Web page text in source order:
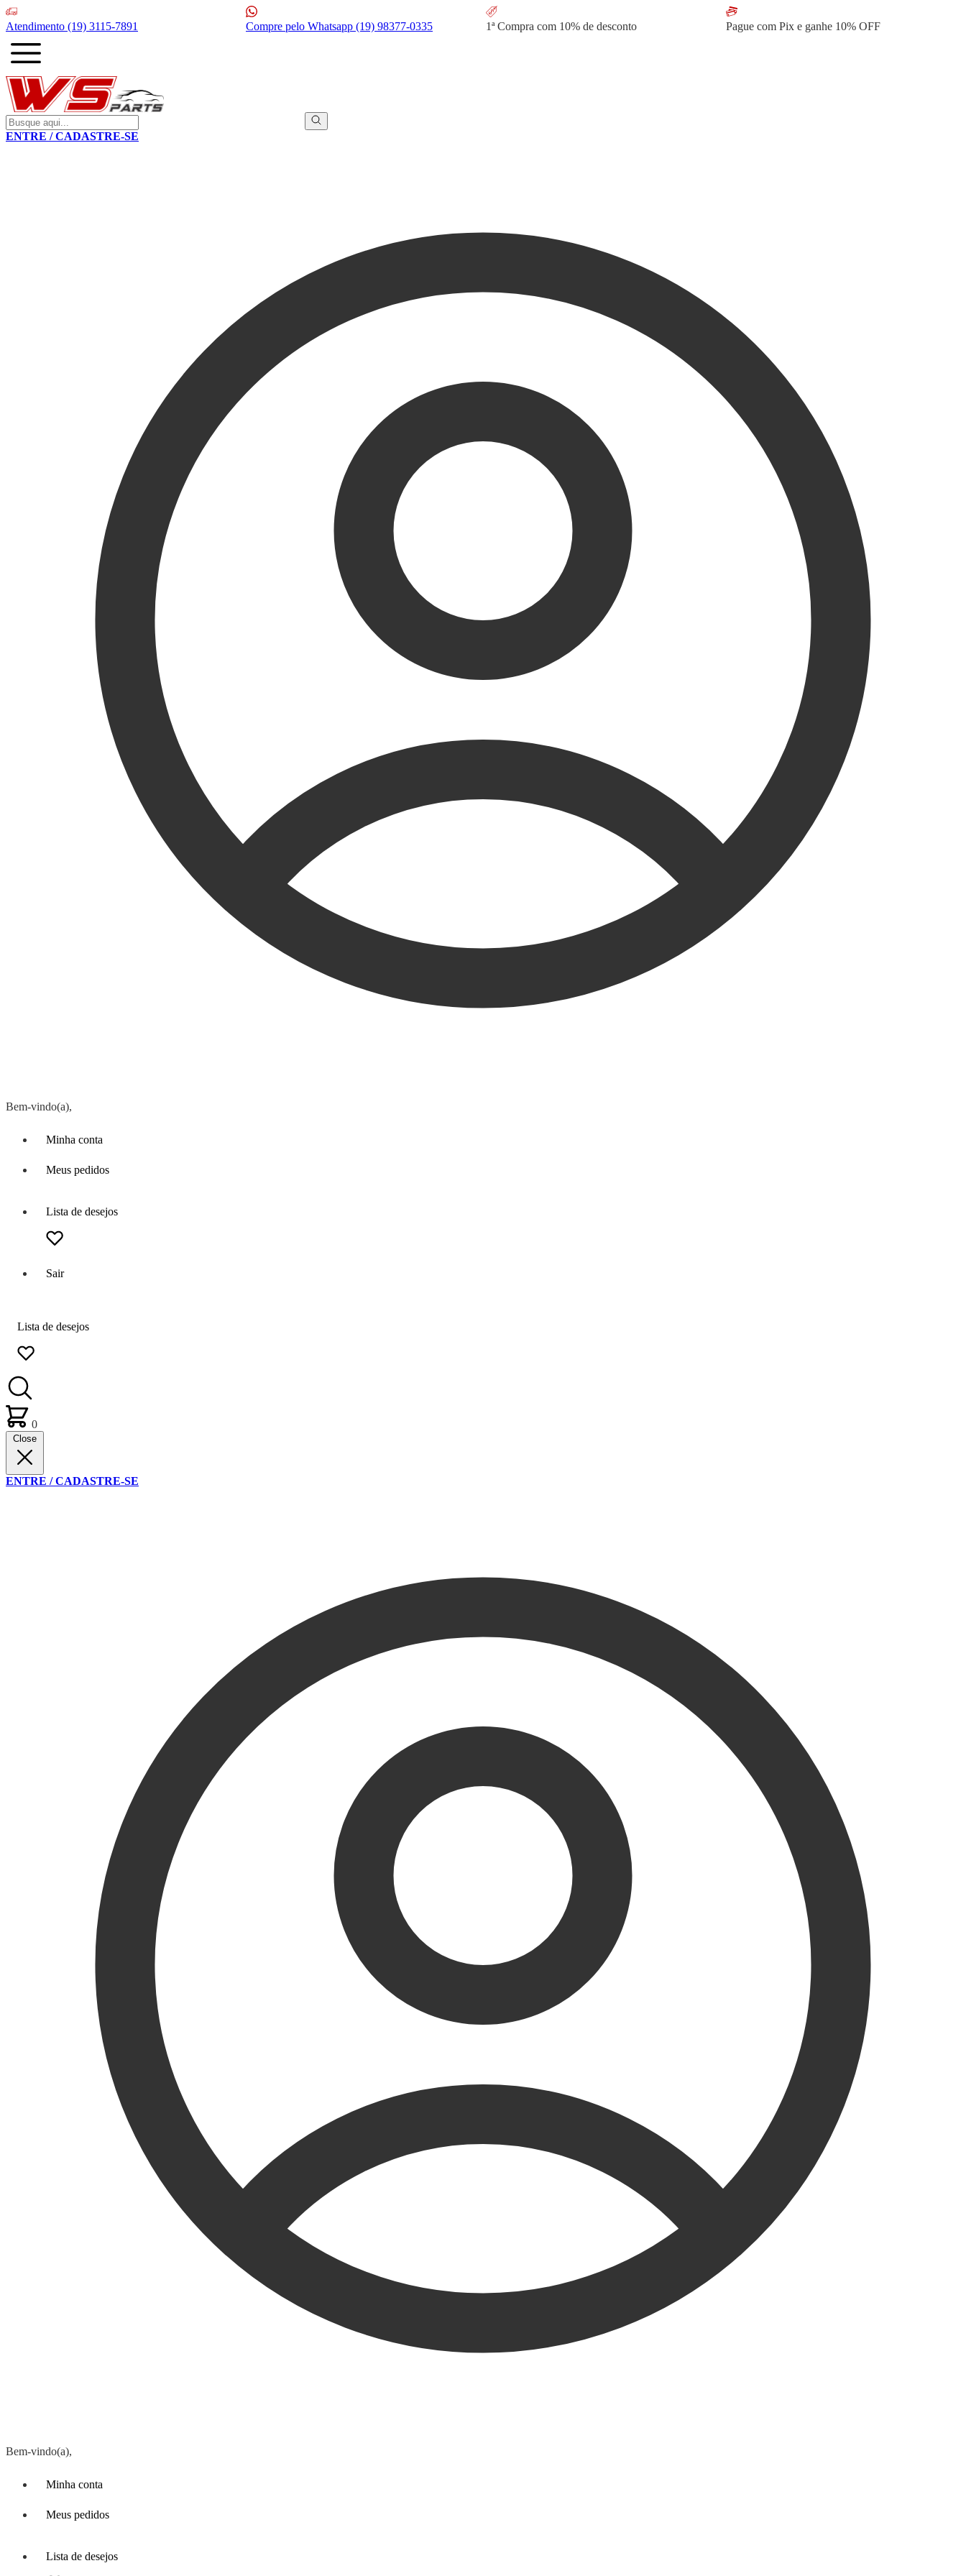
Atendimento (19) 3115-7891 Compre pelo Whatsapp (19) 98377-0335 1ª Compra com 10% de desconto Pague com Pix e ganhe 10% OFF
ENTRE / CADASTRE-SE
Bem-vindo(a),
Minha conta
Meus pedidos
Lista de desejos
Sair
Lista de desejos
0
Close
ENTRE / CADASTRE-SE
Bem-vindo(a),
Minha conta
Meus pedidos
Lista de desejos